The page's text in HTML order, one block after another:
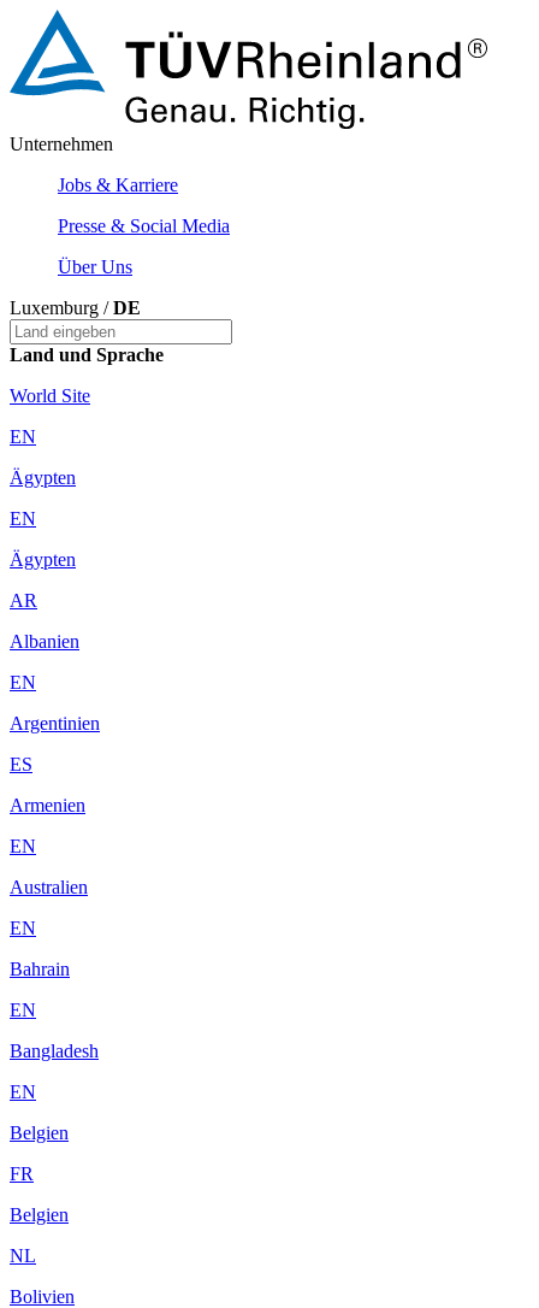
Unternehmen
Jobs & Karriere
Presse & Social Media
Über Uns
Luxemburg /DE
Land und Sprache
World Site
EN
Ägypten
EN
Ägypten
AR
Albanien
EN
Argentinien
ES
Armenien
EN
Australien
EN
Bahrain
EN
Bangladesh
EN
Belgien
FR
Belgien
NL
Bolivien